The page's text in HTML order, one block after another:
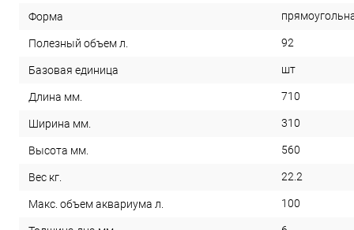
Форма
Полезный объем л. 92
Базовая единица шт
Длина мм. 710
Ширина мм. 310
Высота мм. 560
Вес кг. 22.2
Макс. объем аквариума л. 100